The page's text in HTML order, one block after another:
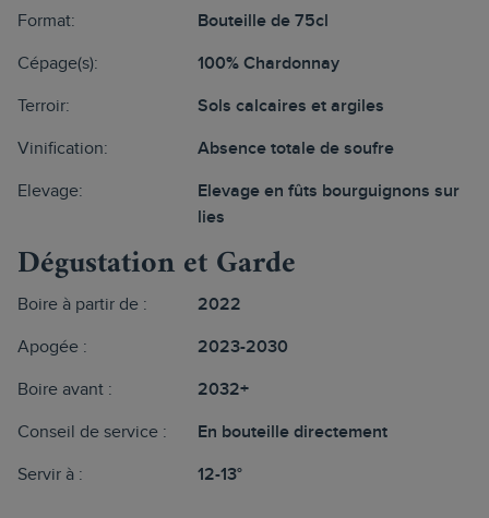
Format: Bouteille de 75cl
Cépage(s): 100% Chardonnay
Terroir: Sols calcaires et argiles
Vinification: Absence totale de soufre
Elevage:
Elevage en fûts bourguignons sur
lies
Dégustation et Garde
Boire à partir de : 2022
Apogée : 2023-2030
Boire avant : 2032+
Conseil de service : En bouteille directement
Servir à : 12-13°